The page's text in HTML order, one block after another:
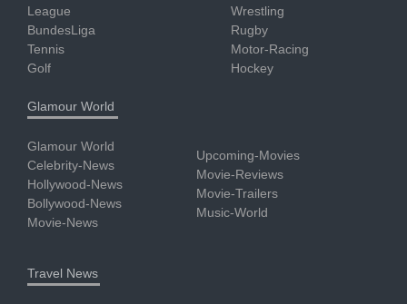
League
BundesLiga
Tennis
Golf
Wrestling
Rugby
Motor-Racing
Hockey
Glamour World
Glamour World
Celebrity-News
Hollywood-News
Bollywood-News
Movie-News
Upcoming-Movies
Movie-Reviews
Movie-Trailers
Music-World
Travel News